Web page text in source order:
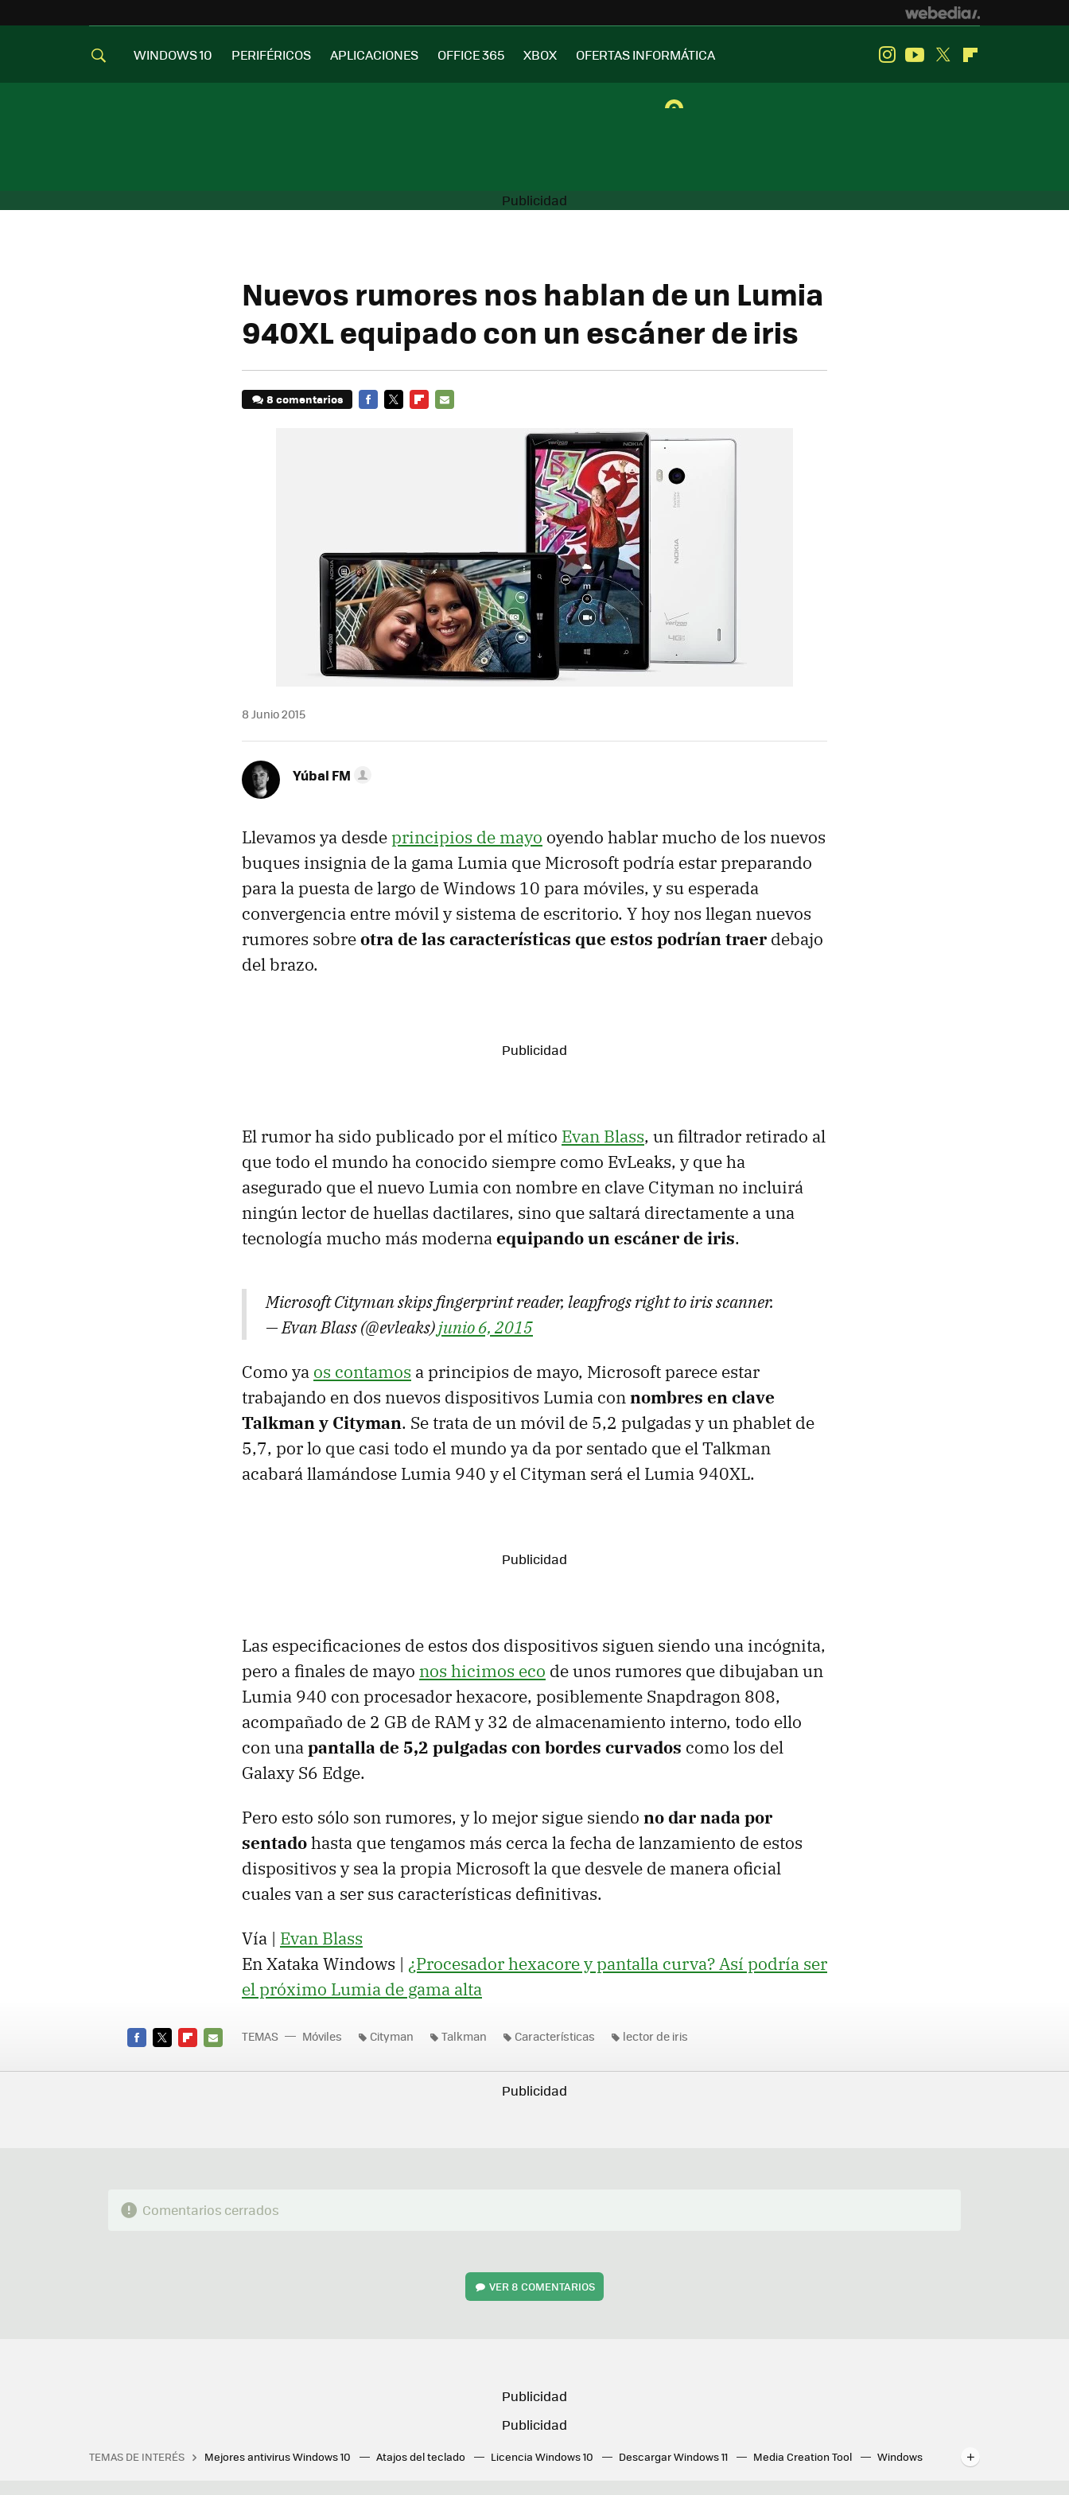
WINDOWS 10 PERIFÉRICOS APLICACIONES OFFICE 365 XBOX OFERTAS INFORMÁTICA InstagramYoutube
Twitter
Nuevos rumores nos hablan de un Lumia
940XL equipado con un escáner de iris
8 comentarios
8 Junio 2015
Yúbal FM
Llevamos ya desdeprincipios de mayo oyendo hablar mucho de los nuevos
buques insignia de la gama Lumia que Microsoft podría estar preparando
para la puesta de largo de Windows 10 para móviles, y su esperada
convergencia entre móvil y sistema de escritorio. Y hoy nos llegan nuevos
rumores sobreotra de las características que estos podrían traer debajo
del brazo.
El rumor ha sido publicado por el mítico Evan Blass, un filtrador retirado al
que todo el mundo ha conocido siempre como EvLeaks, y que ha
asegurado que el nuevo Lumia con nombre en clave Cityman no incluirá
ningún lector de huellas dactilares, sino que saltará directamente a una
tecnología mucho más modernaequipando un escáner de iris.
Microsoft Cityman skips fingerprint reader, leapfrogs right to iris scanner.
— Evan Blass (@evleaks)junio 6, 2015
Como ya os contamos a principios de mayo, Microsoft parece estar
trabajando en dos nuevos dispositivos Lumia connombres en clave
Talkman y Cityman. Se trata de un móvil de 5,2 pulgadas y un phablet de
5,7, por lo que casi todo el mundo ya da por sentado que el Talkman
acabará llamándose Lumia 940 y el Cityman será el Lumia 940XL.
Las especificaciones de estos dos dispositivos siguen siendo una incógnita,
pero a finales de mayo nos hicimos eco de unos rumores que dibujaban un
Lumia 940 con procesador hexacore, posiblemente Snapdragon 808,
acompañado de 2 GB de RAM y 32 de almacenamiento interno, todo ello
con unapantalla de 5,2 pulgadas con bordes curvados como los del
Galaxy S6 Edge.
Pero esto sólo son rumores, y lo mejor sigue siendo no dar nada por
sentadohasta que tengamos más cerca la fecha de lanzamiento de estos
dispositivos y sea la propia Microsoft la que desvele de manera oficial
cuales van a ser sus características definitivas.
Vía | Evan Blass
En Xataka Windows | ¿Procesador hexacore y pantalla curva? Así podría ser
el próximo Lumia de gama alta
MAIL
TEMAS Móviles Cityman Talkman Características lector de iris
Comentarios cerrados
VER8 COMENTARIOS
TEMAS DE INTERÉS Mejores antivirus Windows 10 Atajos del teclado Licencia Windows 10 Descargar Windows 11 Media Creation Tool
Windows